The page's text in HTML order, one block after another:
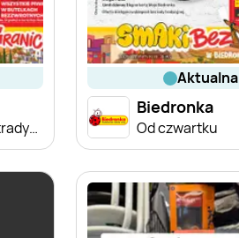
Od czwartku, Z ladą tradycyjną
aktualna
Biedronka
Od czwartku